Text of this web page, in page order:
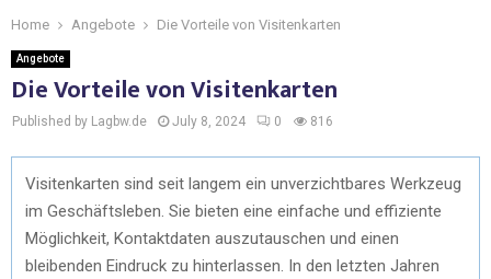
Home Angebote Die Vorteile von Visitenkarten
Angebote
Die Vorteile von Visitenkarten
Published by Lagbw.de July 8, 2024 0 816
Visitenkarten sind seit langem ein unverzichtbares Werkzeug
im Geschäftsleben. Sie bieten eine einfache und effiziente
Möglichkeit, Kontaktdaten auszutauschen und einen
bleibenden Eindruck zu hinterlassen. In den letzten Jahren